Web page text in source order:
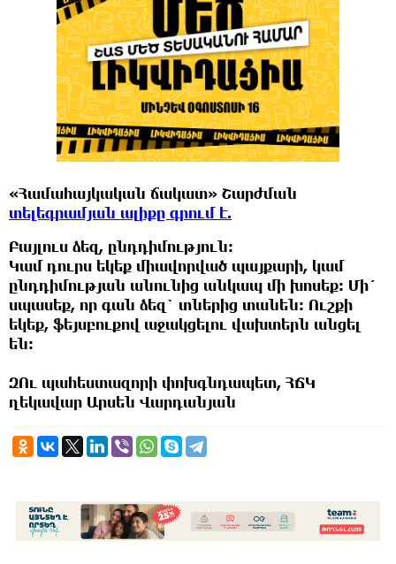
«Համահայկական ճակատ» Շարժման
տելեգրամյան ալիքը գրում է.
Բայլուս ձեզ, ընդդիմություն:
Կամ դուրս եկեք միավորված պայքարի, կամ
ընդդիմության անունից անկապ մի խոսեք: Մի´
սպասեք, որ գան ձեզ` տներից տանեն: Ուշքի
եկեք, ֆեյսբուքով աջակցելու վախտերն անցել
են:
ԶՈւ պահեստազորի փոխգնդապետ, ՀՃԿ
ղեկավար Արսեն Վարդանյան